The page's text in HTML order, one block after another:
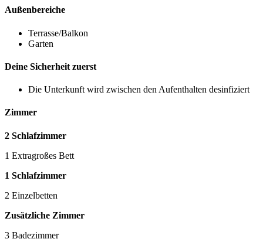
Außenbereiche
Terrasse/Balkon
Garten
Deine Sicherheit zuerst
Die Unterkunft wird zwischen den Aufenthalten desinfiziert
Zimmer
2 Schlafzimmer
1 Extragroßes Bett
1 Schlafzimmer
2 Einzelbetten
Zusätzliche Zimmer
3 Badezimmer